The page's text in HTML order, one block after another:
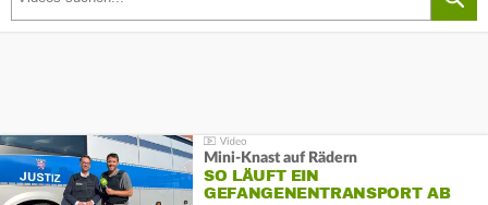
Mini-Knast auf Rädern
SO LÄUFT EIN
GEFANGENENTRANSPORT AB